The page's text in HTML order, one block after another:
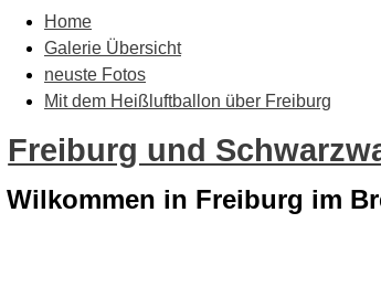
Home
Galerie Übersicht
neuste Fotos
Mit dem Heißluftballon über Freiburg
Freiburg und
Wilkommen in Freiburg im